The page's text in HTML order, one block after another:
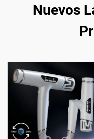
Nuevos